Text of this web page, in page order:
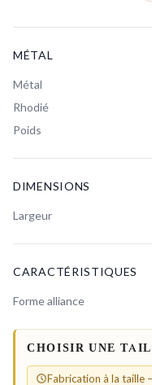
MÉTAL
Métal
Rhodié
Poids
DIMENSIONS
Largeur
CARACTÉRISTIQUES
Forme alliance
CHOISIR UNE
Fabrication à la taille